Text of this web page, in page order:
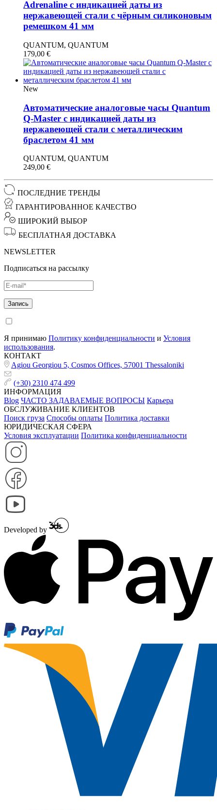
Adrenaline с индикацией даты из
нержавеющей стали с чёрным силиконовым
ремешком 41 мм
QUANTUM, QUANTUM
179,00 €
New
Автоматические аналоговые часы Quantum
Q-Master с индикацией даты из
нержавеющей стали с металлическим
браслетом 41 мм
QUANTUM, QUANTUM
249,00 €
ПОСЛЕДНИЕ ТРЕНДЫ
ГАРАНТИРОВАННОЕ КАЧЕСТВО
ШИРОКИЙ ВЫБОР
БЕСПЛАТНАЯ ДОСТАВКА
NEWSLETTER
Подписаться на рассылку
Я принимаю Политику конфиденциальности и Условия
использования.
КОНТАКТ
Agiou Georgiou 5, Cosmos Offices, 57001 Thessaloniki
(+30) 2310 474 499
ИНФОРМАЦИЯ
Blog ЧАСТО ЗАДАВАЕМЫЕ ВОПРОСЫ Карьера
ОБСЛУЖИВАНИЕ КЛИЕНТОВ
Поиск груза Способы оплаты Политика доставки
ЮРИДИЧЕСКАЯ СФЕРА
Условия эксплуатации Политика конфиденциальности
Developed by